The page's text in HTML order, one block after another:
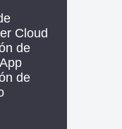
Cloud
de
de